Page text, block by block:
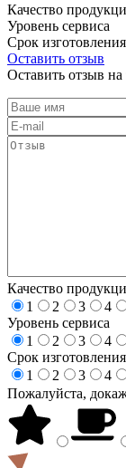
Качество
Уровень сервиса
Срок изготовления
Оставить отзыв
Оставить отзыв
Качество
1
2 3 4
Уровень сервиса
1
2 3 4
Срок изготовления
1
2 3 4
Пожалуйста,